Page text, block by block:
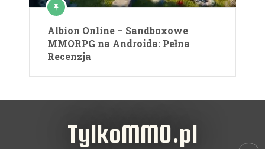
Albion Online – Sandboxowe
MMORPG na Androida: Pełna
Recenzja
TylkoMMO.pl